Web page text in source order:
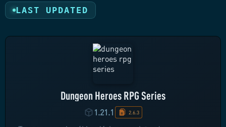
LAST UPDATED
Dungeon Heroes RPG Series
1.21.1 2.6.3